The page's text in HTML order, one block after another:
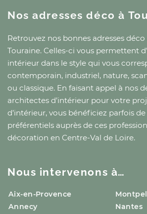
Nos adresses décoà
Retrouvez nos bonnes adresses déco
Touraine. Celles-ci vous permettent
intérieur dans le style qui vous
contemporain, industriel, nature,
ou classique. En faisant appel à nos
architectes d’intérieur pour votre
d’intérieur, vous bénéficiez parfois
préférentiels auprès de ces
décoration en Centre-Val de Loire.
Nous intervenons à…
Aix-en-Provence
Annecy
Nantes